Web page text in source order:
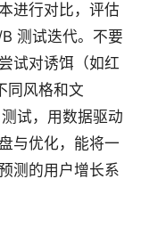
进行对比，评估
测试迭代。不要
试对诱饵（如红
同风格和文
试，用数据驱动
与优化，能将一
测的用户增长系